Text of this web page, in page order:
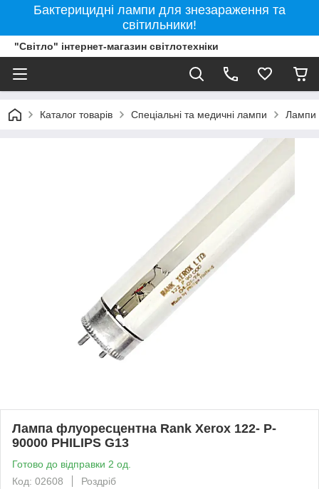
Бактерицидні лампи для знезараження та
світильники!
"Світло" інтернет-магазин світлотехніки
Каталог товарів Спеціальні та медичні лампи Лампи
Лампа флуоресцентна Rank Xerox 122- P-
90000 PHILIPS G13
Готово до відправки 2 од.
Код: 02608
Роздріб